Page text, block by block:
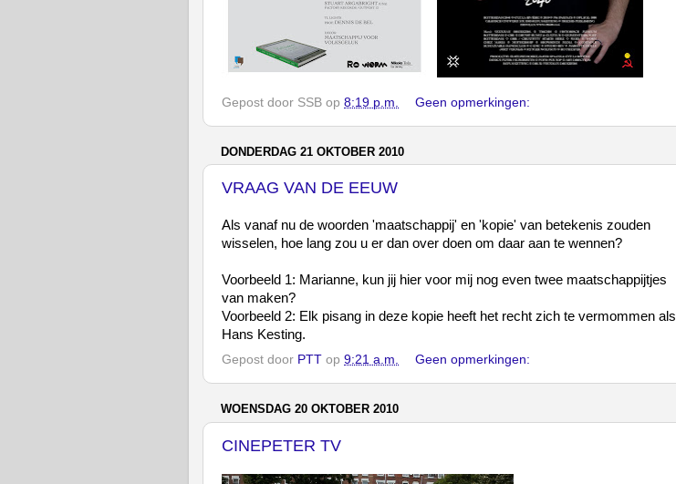
Gepost door SSB op 8:19 p.m. Geen opmerkingen:
DONDERDAG 21 OKTOBER 2010
VRAAG VAN DE EEUW
Als vanaf nu de woorden 'maatschappij' en 'kopie' van betekenis zouden
wisselen, hoe lang zou u er dan over doen om daar aan te wennen?
Voorbeeld 1: Marianne, kun jij hier voor mij nog even twee maatschappijtjes
van maken?
Voorbeeld 2: Elk pisang in deze kopie heeft het recht zich te vermommen als
Hans Kesting.
Gepost door PTT op 9:21 a.m. Geen opmerkingen:
WOENSDAG 20 OKTOBER 2010
CINEPETER TV